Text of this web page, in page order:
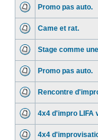
Promo pas auto.
Came et rat.
Stage comme
Promo pas auto.
Rencontre
4x4 d'impro LIFA
4x4